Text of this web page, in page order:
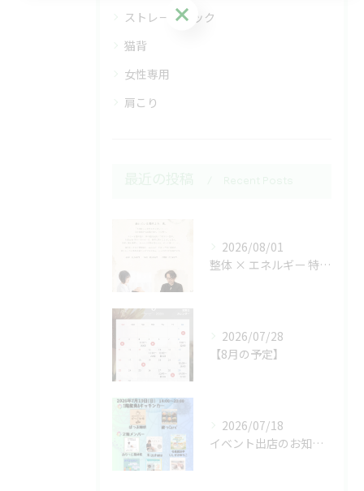
ストレートネック
猫背
女性専用
肩こり
2026/08/01
整体 × エネルギー 特別コラボ施術
2026/07/28
【8月の予定】
2026/07/18
イベント出店のお知らせ
ご予約はこちら